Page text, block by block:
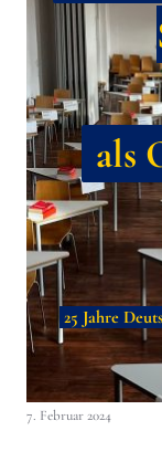
als
25 Jahre
7. Februar 2024